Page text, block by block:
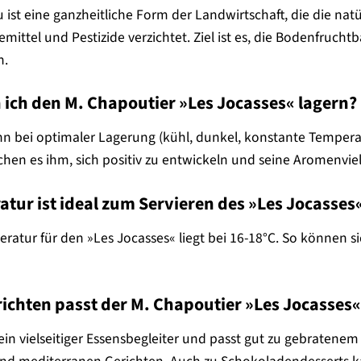
ist eine ganzheitliche Form der Landwirtschaft, die die
und Pestizide verzichtet. Ziel ist es, die
den M. Chapoutier »Les Jocasses« lagern?
bei optimaler Lagerung (kühl, dunkel, konstante
es ihm, sich positiv zu entwickeln und seine
ist ideal zum Servieren des »Les
für den »Les Jocasses« liegt bei 16-18°C. So
passt der M. Chapoutier »Les
vielseitiger Essensbegleiter und passt gut zu